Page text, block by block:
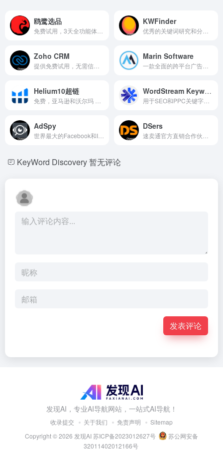
鸥鹭选品 KWFinder
Zoho CRM Marin Software
Helium10超链 WordStream Keyword
AdSpy DSers
KeyWord Discovery暂无评论
发表评论
发现AI，专业AI导航网站，一站式AI导航！
收录提交 关于我们 免责声明
Sitemap
Copyright © 2026 发现AI苏ICP备2023012627号
苏公网安备
32011402012166号